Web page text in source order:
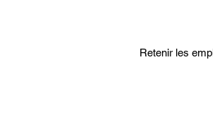
Retenir les